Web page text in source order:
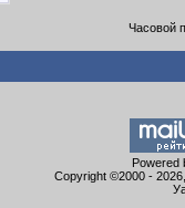
Часовой
Powered
Copyright ©2000 -